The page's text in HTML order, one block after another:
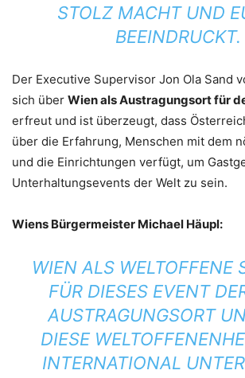
OLZ MACHT UND
EINDRUCKT.
Der Executive Supervisor Jon Ola Sand
sich über Wien als Austragungsort für
erfreut und ist überzeugt, dass
über die Erfahrung, Menschen mit dem
und die Einrichtungen verfügt, um
Unterhaltungsevents der Welt zu sein.
Wiens Bürgermeister Michael Häupl:
WIEN ALS WELTOFFENE
FÜR DIESES EVENT
AUSTRAGUNGSORT
DIESE
INTERNATIONAL